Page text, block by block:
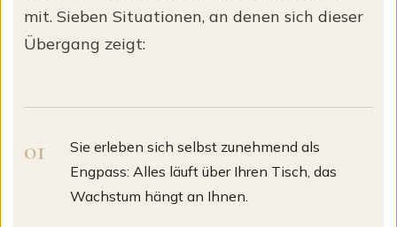
mit. Sieben Situationen, an denen sich dieser
Übergang zeigt:
Sie erleben sich selbst zunehmend als
Engpass: Alles läuft über Ihren Tisch, das
Wachstum hängt an Ihnen.